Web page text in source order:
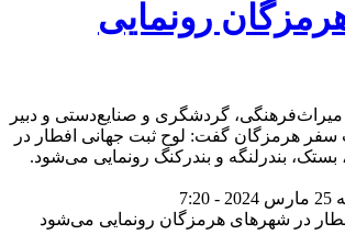
رونمایی
گردشگری و صنایع‌دستی و دبیر
سفر هرمزگان گفت: لوح ثبت جهانی افطار در
بندرلنگه و بندرکنگ رونمایی می‌شود.